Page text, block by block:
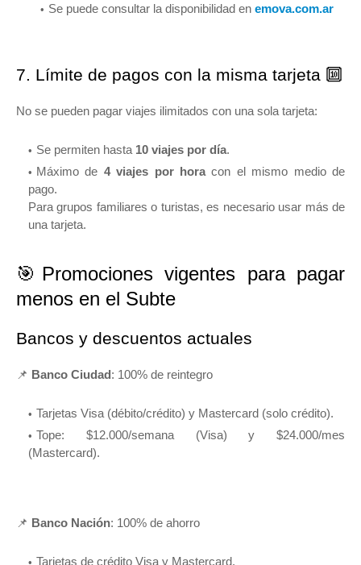
Se puede consultar la disponibilidad en emova.com.ar
7. Límite de pagos con la misma tarjeta 🔟
No se pueden pagar viajes ilimitados con una sola tarjeta:
Se permiten hasta 10 viajes por día.
Máximo de 4 viajes por horacon el mismo medio de
pago.
Para grupos familiares o turistas, es necesario usar más de
una tarjeta.
🎯Promociones vigentes para pagar
menos en el Subte
Bancos y descuentos actuales
📌 Banco Ciudad: 100% de reintegro
Tarjetas Visa (débito/crédito) y Mastercard (solo crédito).
Tope: $12.000/semana (Visa) y $24.000/mes
(Mastercard).
📌 Banco Nación: 100% de ahorro
Tarjetas de crédito Visa y Mastercard.